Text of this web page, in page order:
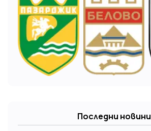
Последни новини